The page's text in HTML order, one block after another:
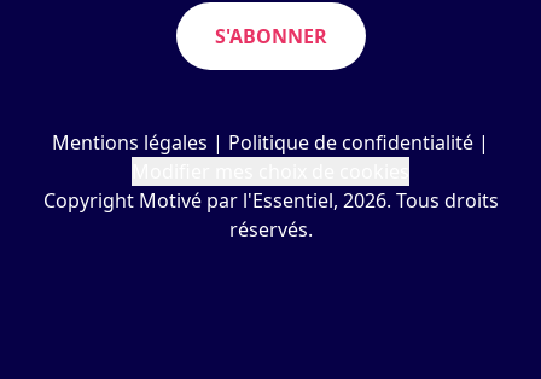
S'ABONNER
Mentions légales | Politique de confidentialité |
Copyright Motivé par l'Essentiel, 2026. Tous droits
réservés.